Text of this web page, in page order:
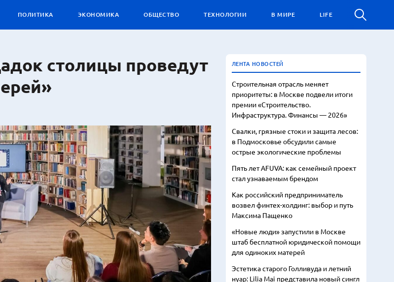
ПОЛИТИКА ЭКОНОМИКА ОБЩЕСТВО ТЕХНОЛОГИИ В МИРЕ LIFE
столицы проведут
ЛЕНТА НОВОСТЕЙ
Строительная отрасль меняет
приоритеты: в Москве подвели итоги
премии «Строительство.
Инфраструктура. Финансы — 2026»
Свалки, грязные стоки и защита лесов:
в Подмосковье обсудили самые
острые экологические проблемы
Пять лет AFUVA: как семейный проект
стал узнаваемым брендом
Как российский предприниматель
возвел финтех-холдинг: выбор и путь
Максима Пащенко
«Новые люди» запустили в Москве
штаб бесплатной юридической помощи
для одиноких матерей
Эстетика старого Голливуда и летний
нуар: Lilia Mai представила новый сингл